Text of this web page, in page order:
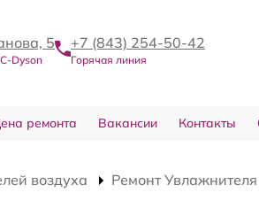
5
Dyson
+7 (843) 254-50-42
Горячая линия
ремонта Вакансии Контакты
воздуха Ремонт